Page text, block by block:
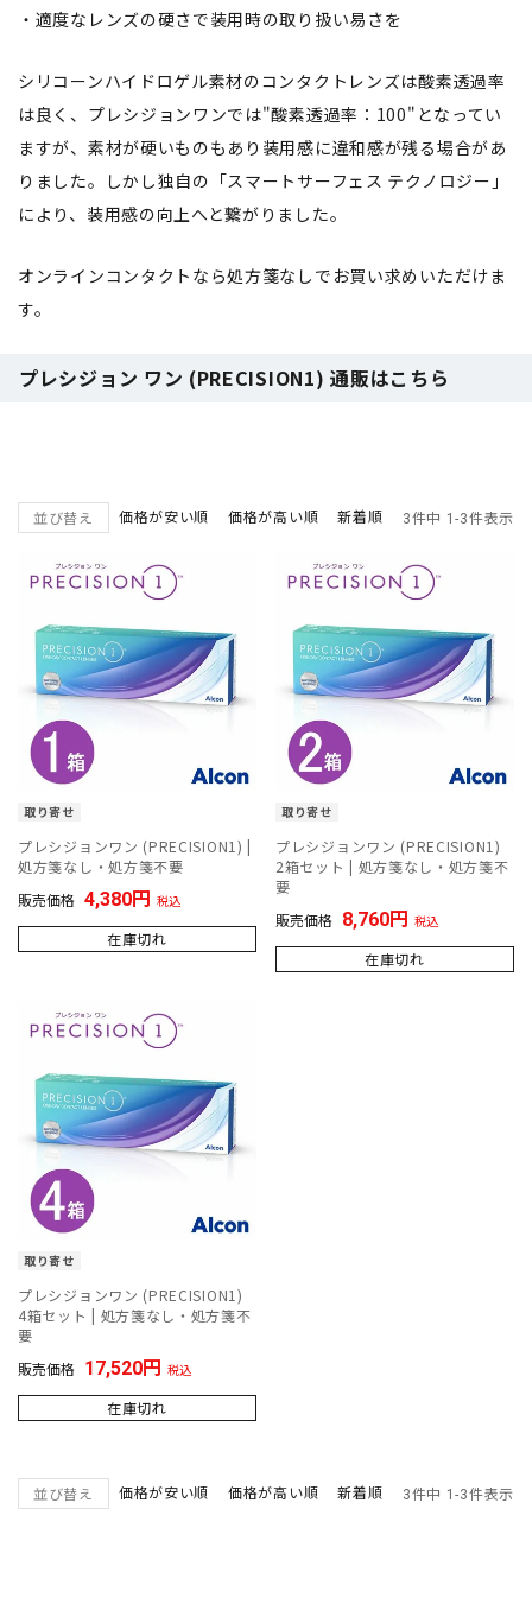
・適度なレンズの硬さで装用時の取り扱い易さを
シリコーンハイドロゲル素材のコンタクトレンズは酸素透過率
は良く、プレシジョンワンでは"酸素透過率：100"となってい
ますが、素材が硬いものもあり装用感に違和感が残る場合があ
りました。しかし独自の「スマートサーフェス テクノロジー」
により、装用感の向上へと繋がりました。
オンラインコンタクトなら処方箋なしでお買い求めいただけま
す。
プレシジョン ワン (PRECISION1) 通販はこちら
並び替え 価格が安い順 価格が高い順 新着順 3件中 1-3件表示
取り寄せ
プレシジョンワン (PRECISION1) |
処方箋なし・処方箋不要
販売価格 4,380 税込
在庫切れ
取り寄せ
プレシジョンワン (PRECISION1)
2箱セット | 処方箋なし・処方箋不
要
販売価格 8,760 税込
在庫切れ
取り寄せ
プレシジョンワン (PRECISION1)
4箱セット | 処方箋なし・処方箋不
要
販売価格 17,520 税込
在庫切れ
並び替え 価格が安い順 価格が高い順 新着順 3件中 1-3件表示